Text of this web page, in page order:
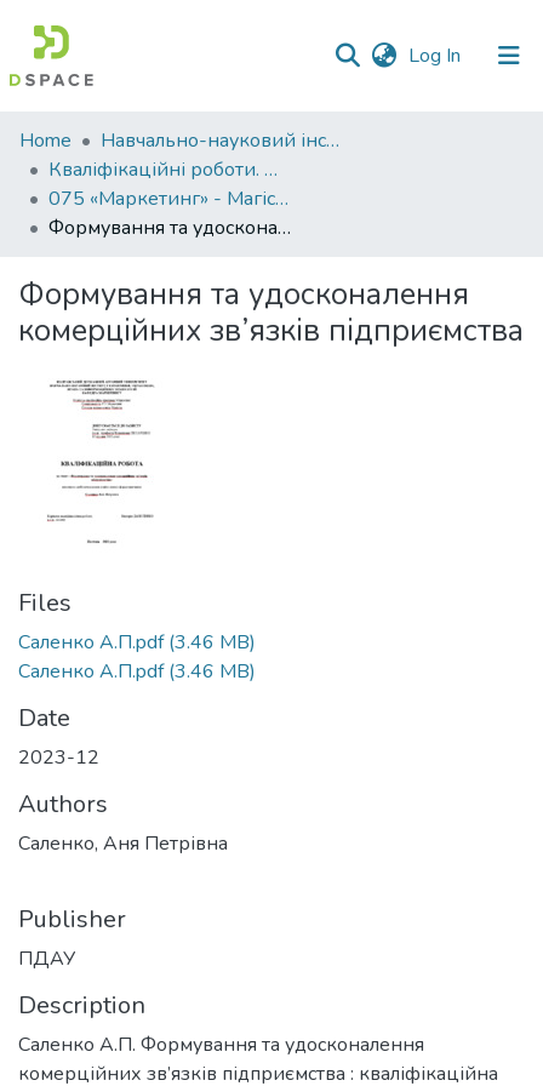
Log In (current)
Communities
&
Collections
All of DSpace
Statistics
Home
Навчально-науковий інститут економіки, управління, права та інформаційних технологій
Кваліфікаційні роботи. ННІ економіки, управління, права та ІТ
075 «Маркетинг» - Магістри 2023-2024
Формування та удосконалення комерційних зв’язків підприємства
Формування та удосконалення
комерційних зв’язків підприємства
Files
Саленко А.П.pdf(3.46 MB)
Саленко А.П.pdf(3.46 MB)
Date
2023-12
Authors
Саленко, Аня Петрівна
Publisher
ПДАУ
Description
Саленко А.П. Формування та удосконалення
комерційних зв’язків підприємства : кваліфікаційна